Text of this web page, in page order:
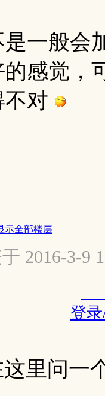
一般会
感觉，
对
示全部楼层
2016-3-9
登
这里问一